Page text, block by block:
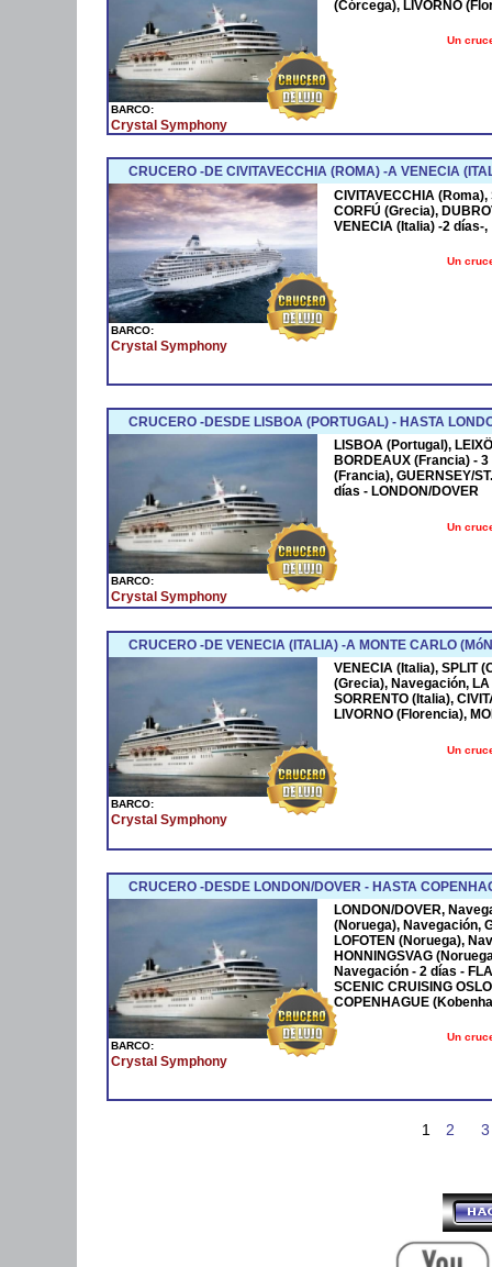
BARCO:
Crystal Symphony
(Córcega), LIVORNO
Un
CRUCERO -DE CIVITAVECCHIA (ROMA) -A VENECIA
BARCO:
Crystal Symphony
CIVITAVECCHIA
CORFÚ (Grecia),
VENECIA (Italia) -2 días-,
Un
CRUCERO -DESDE LISBOA (PORTUGAL) - HASTA
BARCO:
Crystal Symphony
LISBOA (Portugal),
BORDEAUX (Francia) -
(Francia), GUERNSEY/
días - LONDON/DOVER
Un
CRUCERO -DE VENECIA (ITALIA) -A MONTE CARLO
BARCO:
Crystal Symphony
VENECIA (Italia), SPLIT
(Grecia), Navegación,
SORRENTO (Italia),
LIVORNO (Florencia),
Un
CRUCERO -DESDE LONDON/DOVER - HASTA
BARCO:
Crystal Symphony
LONDON/DOVER,
(Noruega), Navegación,
LOFOTEN (Noruega),
HONNINGSVAG
Navegación - 2 días -
SCENIC CRUISING
COPENHAGUE
Un
1 2 3